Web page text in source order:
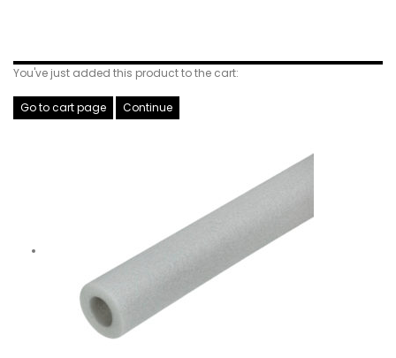
You've just added this product to the cart:
Go to cart page Continue